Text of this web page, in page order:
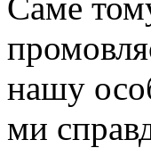
нашу
ми